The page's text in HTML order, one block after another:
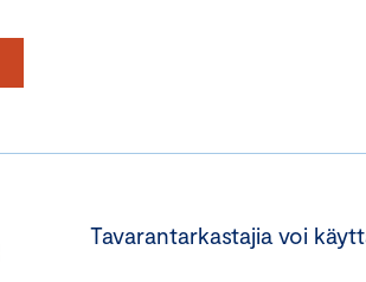
Tavarantarkastajia voi